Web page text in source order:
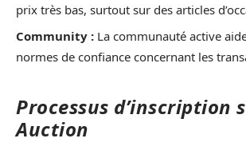
prix très bas, surtout sur des articles
Community : La communauté active
normes de confiance concernant les
Processus d’inscription
Auction